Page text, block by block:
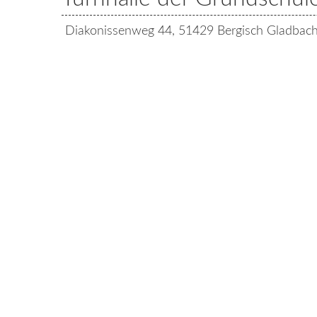
Diakonissenweg 44, 51429 Bergisch